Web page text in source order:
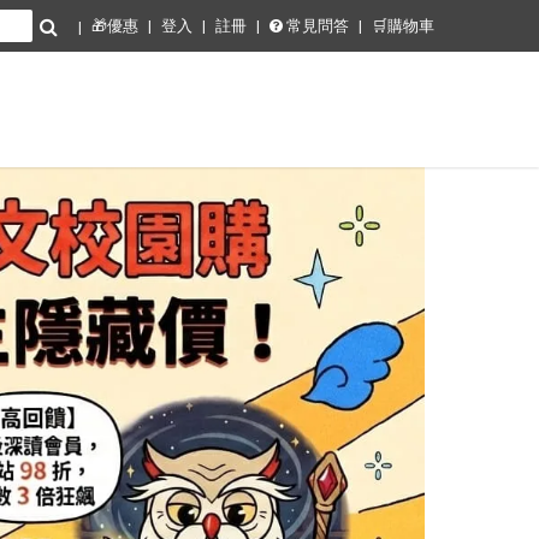
🎁優惠 登入 註冊 常見問答 🛒購物車